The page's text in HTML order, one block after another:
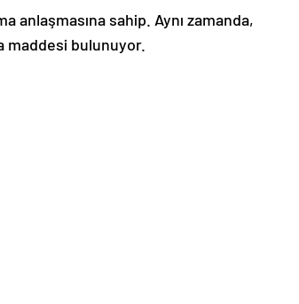
anlaşmasına sahip. Aynı zamanda,
maddesi bulunuyor.